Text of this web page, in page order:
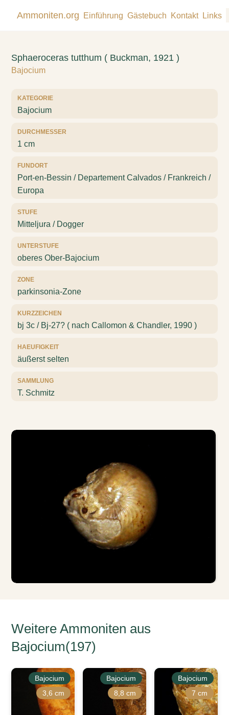
Ammoniten.org Einführung Gästebuch Kontakt Links
Sphaeroceras tutthum ( Buckman, 1921 )
Bajocium
KATEGORIE
Bajocium
DURCHMESSER
1 cm
FUNDORT
Port-en-Bessin / Departement Calvados / Frankreich /
Europa
STUFE
Mitteljura / Dogger
UNTERSTUFE
oberes Ober-Bajocium
ZONE
parkinsonia-Zone
KURZZEICHEN
bj 3c / Bj-27? ( nach Callomon & Chandler, 1990 )
HAEUFIGKEIT
äußerst selten
SAMMLUNG
T. Schmitz
Weitere Ammoniten aus
Bajocium(197)
Bajocium
3,6 cm
Bajocium
8,8 cm
Bajocium
7 cm